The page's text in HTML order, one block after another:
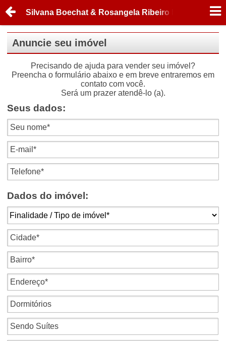
Silvana Boechat & Rosangela Ribeiro Imóveis
Anuncie seu imóvel
Precisando de ajuda para vender seu imóvel?
Preencha o formulário abaixo e em breve entraremos em
contato com você.
Será um prazer atendê-lo (a).
Seus dados:
Dados do imóvel: